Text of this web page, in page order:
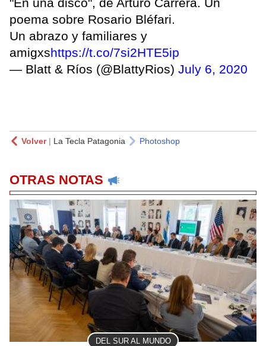
"En una disco", de Arturo Carrera. Un
poema sobre Rosario Bléfari.
Un abrazo y familiares y
amigxshttps://t.co/7si2HTE5ip
— Blatt & Ríos (@BlattyRios) July 6, 2020
Volver| La Tecla Patagonia Photoshop
OTRAS NOTAS
DEL SUR AL MUNDO